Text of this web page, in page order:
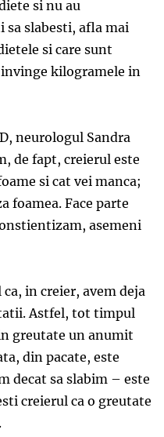
si nu au
sa slabesti, afla mai
si care sunt
kilogramele in
neurologul Sandra
de fapt, creierul este
si cat vei manca;
foamea. Face parte
asemeni
in creier, avem deja
Astfel, tot timpul
greutate un anumit
din pacate, este
decat sa slabim – este
creierul ca o greutate